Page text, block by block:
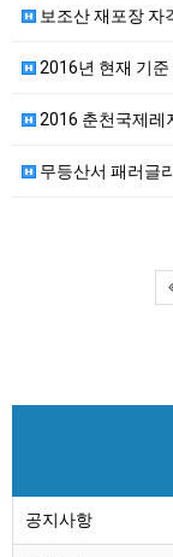
보조산 재포장 자
2016년 현재 기준
2016 춘천국제레저
무등산서 패러글라
공지사항